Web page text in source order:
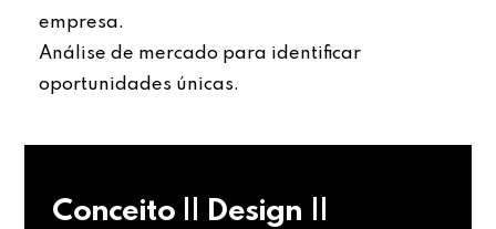
empresa.
Análise de mercado para identificar
oportunidades únicas.
Conceito || Design ||